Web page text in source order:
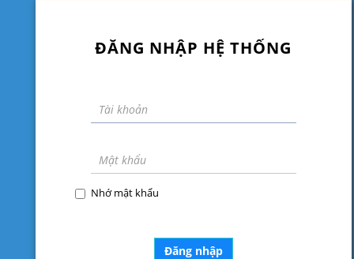
ĐĂNG NHẬP HỆ THỐNG
Nhớ mật khẩu
Đăng nhập